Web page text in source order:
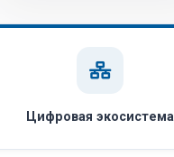
Цифровая экосистема